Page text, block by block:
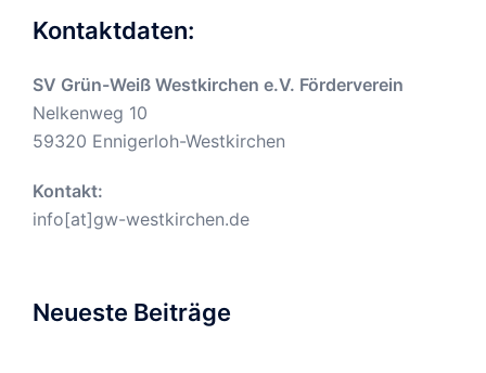
Kontaktdaten:
SV Grün-Weiß Westkirchen e.V. Förderverein
Nelkenweg 10
59320 Ennigerloh-Westkirchen
Kontakt:
info[at]gw-westkirchen.de
Neueste Beiträge